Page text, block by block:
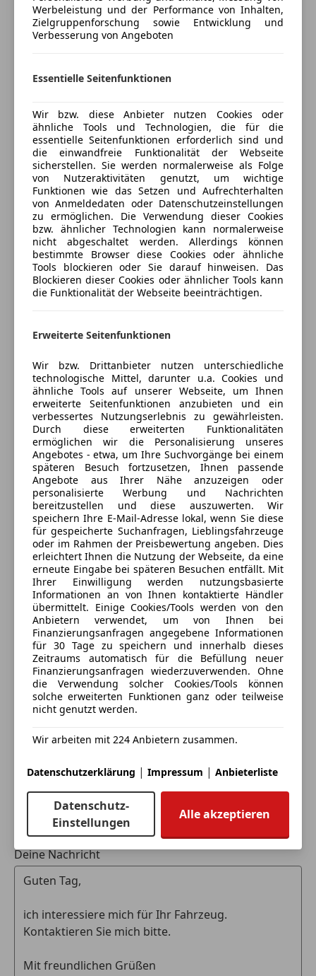
Panoramadach
Regensensor
Schiebedach
Sitzheizung
teilb. Rücksitzbank
Unterhaltung/Media
Bluetooth
Bordcomputer
DAB-Radio
Freisprecheinrichtung
Induktionsladen für Smartphones
MP3
Musikstreaming integriert
Radio
Soundsystem
Sicherheit
ABS
ESP
Fahrerairbag
Fernlichtassistent
Isofix
Kopfairbag
Kurvenlicht
LED-Scheinwerfer
LED-Tagfahrlicht
Müdigkeitswarnsystem
Notbremsassistent
Notrufsystem
Reifendruckkontrollsystem
Seitenairbag
Servolenkung
Spurhalteassistent
Tagfahrlicht
Traktionskontrolle
Voll-LED Scheinwerfer
Wegfahrsperre
Zentralverriegelung
Ambientebeleuchtung
Anhängerkupplung
Innenspiegel automatisch abblendend
Pannenkit
Sommerreifen
Sportpaket
Sportsitze
Touchscreen
Wärmepumpe
Winterpaket
Ihre Ansprechpartner für dieses KFZ:
Marcel Hirnschrott, Tel: +43 7238 / 4293-27
HIGHLIGHTS & PAKETE
772 AMG Styling
PAV Winter-Paket
275 Memory-Paket
950 AMG Line
P49 Spiegel-Paket
P55 Night-Paket
ASSISTENZSYSTEME
351 Mercedes-Benz Notrufsystem
628 Adaptiver Fernlicht-Assistent Plus
AUDIO & KOMMUNIKATION
889 KEYLESS-GO
537 Digitales Radio
INTERIEUR
873 Sitzheizung für Fahrer und Beifahrer
Y05 MANUFAKTUR Sicherheitsgurte rot
400 Armlehne im Fond
51U Innenhimmel Stoff schwarz
L Linkslenkung
891 Ambientebeleuchtung
U22 4-Wege-Lordosenstütze
897 Kabelloses Ladesystem für mobile Endgeräte
vorn
U26 AMG Fussmatten
416 Panoramadach
U35 Steckdose im Kofferraum
325 Mittenairbag
8U8 i-Size Kindersitzbefestigung
294 Kneebag
458 Fahrerdisplay
581 Klimatisierungsautomatik THERMOTRONIC
7U4 Sportsitze
868 Zentraldisplay
LICHT & SICHT
B63 Sportlicher Motorsound
Mehr anzeigen
Versicherung
Kfz-Versicherung
anpassen
Freischaden-Gutschein ab Stufe 0
Auto einfach online versichern & Rabatt holen
Jetzt berechnen
Verkäufer Händler
Günter Braher GmbH
Sternebewertung 5 von 5
5 Sterne
(100% Weiterempfehlungen)
Anbieter auf AutoScout24 seit 2007
Empfang Zentrale
Geschlossen
Öffnet um 8:00 Fr.
Daimlerstr. 1,
4310 Mauthausen, AT
Kontakt
Christian Kirchhofer
Alle Fahrzeuge des Anbieters
Anbieter kontaktieren
Deine Nachricht
Werbeleistung und der Performance von Inhalten,
Zielgruppenforschung sowie Entwicklung und
Verbesserung von Angeboten
Essentielle Seitenfunktionen
Wir bzw. diese Anbieter nutzen Cookies oder
ähnliche Tools und Technologien, die für die
essentielle Seitenfunktionen erforderlich sind und
die einwandfreie Funktionalität der Webseite
sicherstellen. Sie werden normalerweise als Folge
von Nutzeraktivitäten genutzt, um wichtige
Funktionen wie das Setzen und Aufrechterhalten
von Anmeldedaten oder Datenschutzeinstellungen
zu ermöglichen. Die Verwendung dieser Cookies
bzw. ähnlicher Technologien kann normalerweise
nicht abgeschaltet werden. Allerdings können
bestimmte Browser diese Cookies oder ähnliche
Tools blockieren oder Sie darauf hinweisen. Das
Blockieren dieser Cookies oder ähnlicher Tools kann
die Funktionalität der Webseite beeinträchtigen.
Erweiterte Seitenfunktionen
Wir bzw. Drittanbieter nutzen unterschiedliche
technologische Mittel, darunter u.a. Cookies und
ähnliche Tools auf unserer Webseite, um Ihnen
erweiterte Seitenfunktionen anzubieten und ein
verbessertes Nutzungserlebnis zu gewährleisten.
Durch diese erweiterten Funktionalitäten
ermöglichen wir die Personalisierung unseres
Angebotes - etwa, um Ihre Suchvorgänge bei einem
späteren Besuch fortzusetzen, Ihnen passende
Angebote aus Ihrer Nähe anzuzeigen oder
personalisierte Werbung und Nachrichten
bereitzustellen und diese auszuwerten. Wir
speichern Ihre E-Mail-Adresse lokal, wenn Sie diese
für gespeicherte Suchanfragen, Lieblingsfahrzeuge
oder im Rahmen der Preisbewertung angeben. Dies
erleichtert Ihnen die Nutzung der Webseite, da eine
erneute Eingabe bei späteren Besuchen entfällt. Mit
Ihrer Einwilligung werden nutzungsbasierte
Informationen an von Ihnen kontaktierte Händler
übermittelt. Einige Cookies/Tools werden von den
Anbietern verwendet, um von Ihnen bei
Finanzierungsanfragen angegebene Informationen
für 30 Tage zu speichern und innerhalb dieses
Zeitraums automatisch für die Befüllung neuer
Finanzierungsanfragen wiederzuverwenden. Ohne
die Verwendung solcher Cookies/Tools können
solche erweiterten Funktionen ganz oder teilweise
nicht genutzt werden.
Wir arbeiten mit 224 Anbietern zusammen.
Datenschutzerklärung | Impressum | Anbieterliste
Datenschutz-
Einstellungen
Alle akzeptieren